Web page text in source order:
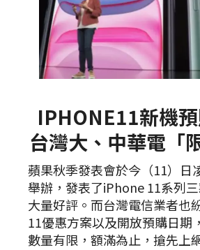
IPHONE11新機
台灣大、中華電「
蘋果秋季發表會於今（11）日
舉辦，發表了iPhone 11系列
大量好評。而台灣電信業者也
11優惠方案以及開放預購日期
數量有限，額滿為止，搶先上